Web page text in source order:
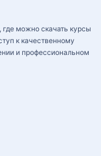
можно скачать курсы
к качественному
и профессиональном